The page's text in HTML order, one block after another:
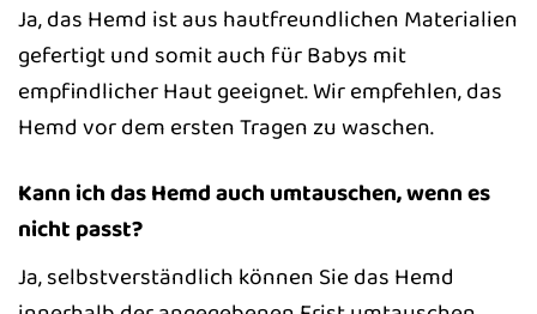
Ja, das Hemd ist aus hautfreundlichen Materialien
gefertigt und somit auch für Babys mit
empfindlicher Haut geeignet. Wir empfehlen, das
Hemd vor dem ersten Tragen zu waschen.
Kann ich das Hemd auch umtauschen, wenn es
nicht passt?
Ja, selbstverständlich können Sie das Hemd